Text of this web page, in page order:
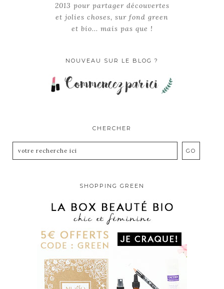
2013 pour partager découvertes
et jolies choses, sur fond green
et bio... mais pas que !
NOUVEAU SUR LE BLOG ?
CHERCHER
SHOPPING GREEN